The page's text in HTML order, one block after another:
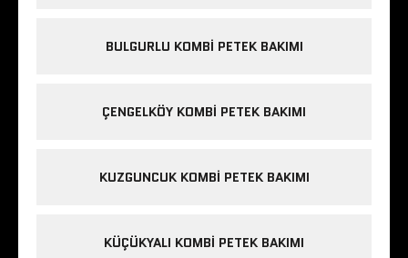
BULGURLU KOMBI PETEK BAKIMI
ÇENGELKÖY KOMBI PETEK BAKIMI
KUZGUNCUK KOMBI PETEK BAKIMI
KÜÇÜKYALI KOMBI PETEK BAKIMI